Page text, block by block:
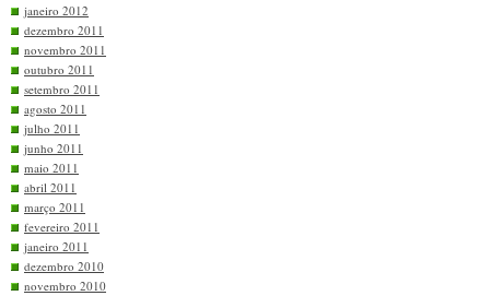
janeiro 2012
dezembro 2011
novembro 2011
outubro 2011
setembro 2011
agosto 2011
julho 2011
junho 2011
maio 2011
abril 2011
março 2011
fevereiro 2011
janeiro 2011
dezembro 2010
novembro 2010